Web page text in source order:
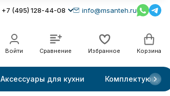
+7 (495) 128-44-08 info@msanteh.ru
Войти Сравнение Избранное Корзина
Аксессуары для кухни Комплектующие